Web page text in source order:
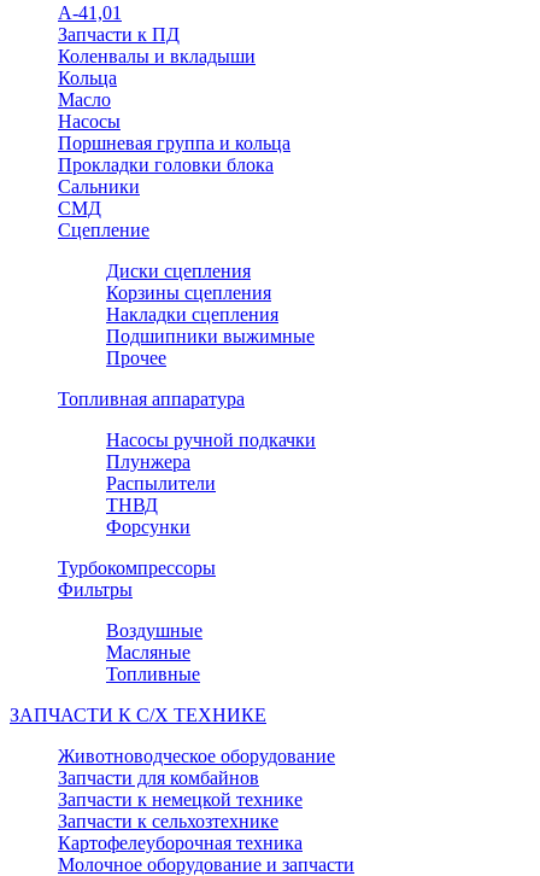
А-41,01
Запчасти к ПД
Коленвалы и вкладыши
Кольца
Масло
Насосы
Поршневая группа и кольца
Прокладки головки блока
Сальники
СМД
Сцепление
Диски сцепления
Корзины сцепления
Накладки сцепления
Подшипники выжимные
Прочее
Топливная аппаратура
Насосы ручной подкачки
Плунжера
Распылители
ТНВД
Форсунки
Турбокомпрессоры
Фильтры
Воздушные
Масляные
Топливные
ЗАПЧАСТИ К С/Х ТЕХНИКЕ
Животноводческое оборудование
Запчасти для комбайнов
Запчасти к немецкой технике
Запчасти к сельхозтехнике
Картофелеуборочная техника
Молочное оборудование и запчасти